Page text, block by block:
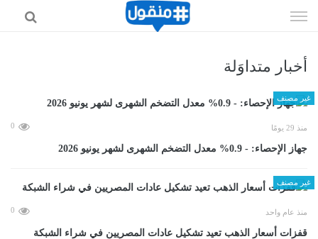
الى
أخبار متداوَلة
غير مصنف
منذ 29 يومًا 0
جهاز الإحصاء: - 0.9% معدل التضخم الشهرى لشهر يونيو 2026
غير مصنف
منذ عام واحد 0
قفزات أسعار الذهب تعيد تشكيل عادات المصريين في شراء الشبكة